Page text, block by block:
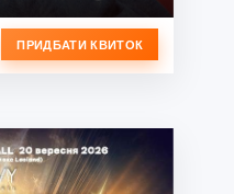
ПРИДБАТИ КВИТОК